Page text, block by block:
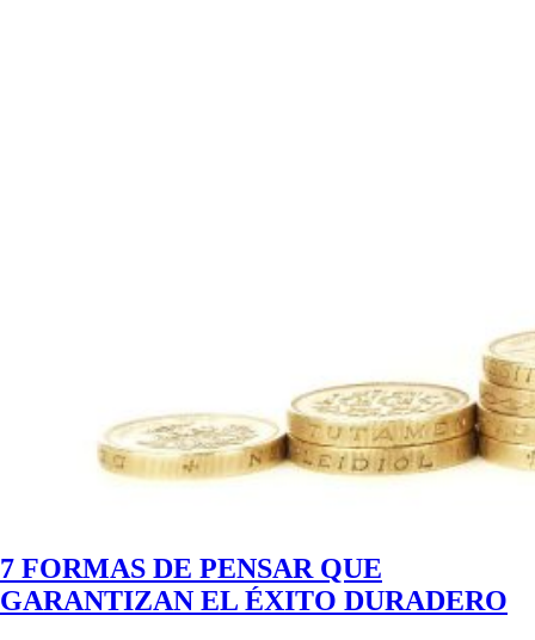
7 FORMAS DE PENSAR QUE
GARANTIZAN EL ÉXITO DURADERO